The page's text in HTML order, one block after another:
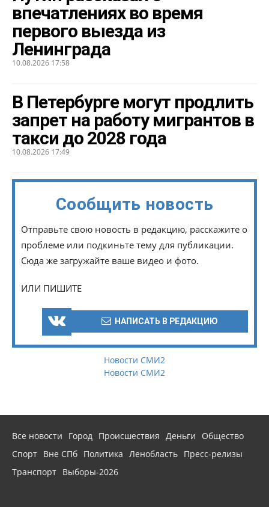
впечатлениях во время
первого выезда из
Ленинграда
10.08.2026 17:58
В Петербурге могут продлить
запрет на работу мигрантов в
такси до 2028 года
10.08.2026 17:49
Сообщить новость
Отправьте свою новость в редакцию, расскажите о
проблеме или подкиньте тему для публикации.
Сюда же загружайте ваше видео и фото.
ИЛИ ПИШИТЕ
НАПИСАТЬ В РЕДАКЦИЮ
Новости СМИ2
Новости СМИ2
Все новости Город Происшествия Деньги
Общество
Спорт Вне СПб Политика Ленобласть Пресс-релизы
Транспорт Выборы-2026